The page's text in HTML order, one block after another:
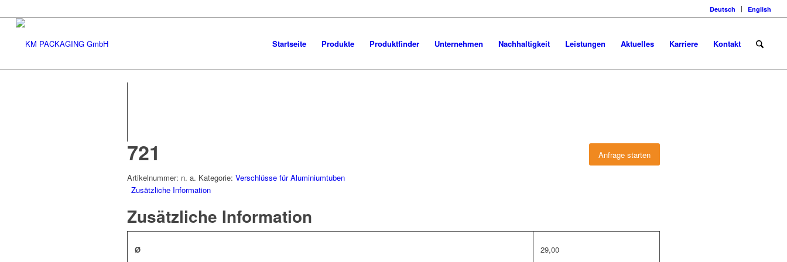
Deutsch English
Startseite Produkte Produktfinder Unternehmen Nachhaltigkeit Leistungen Aktuelles Karriere Kontakt
Anfrage starten
721
Artikelnummer: n. a. Kategorie: Verschlüsse für Aluminiumtuben
Zusätzliche Information
Zusätzliche Information
Ø 29,00